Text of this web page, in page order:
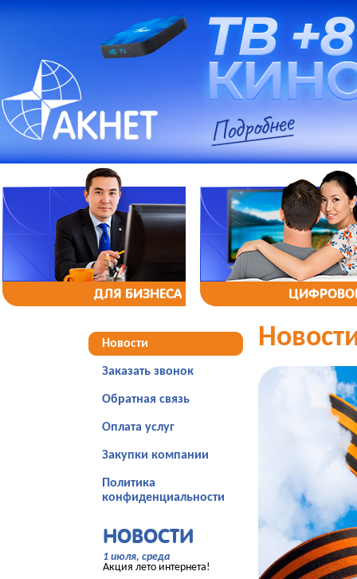
ДЛЯ БИЗНЕСА
Новости
Заказать звонок
Обратная связь
Оплата услуг
Закупки компании
Политика
конфиденциальности
НОВОСТИ
1 июля, среда
Акция лето интернета!